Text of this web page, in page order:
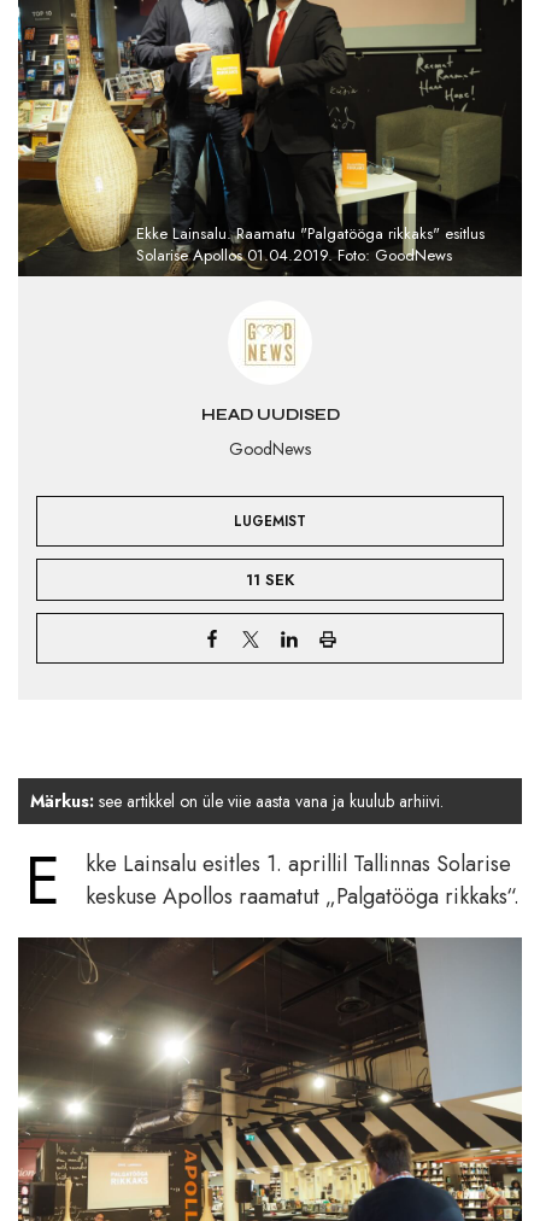
HEAD UUDISED
GoodNews
LUGEMIST
11 SEK
Ekke Lainsalu. Raamatu "Palgatööga rikkaks" esitlus
Solarise Apollos 01.04.2019. Foto: GoodNews
Märkus: see artikkel on üle viie aasta vana ja kuulub arhiivi.
E
kke Lainsalu esitles 1. aprillil Tallinnas Solarise
keskuse Apollos raamatut „Palgatööga rikkaks“.